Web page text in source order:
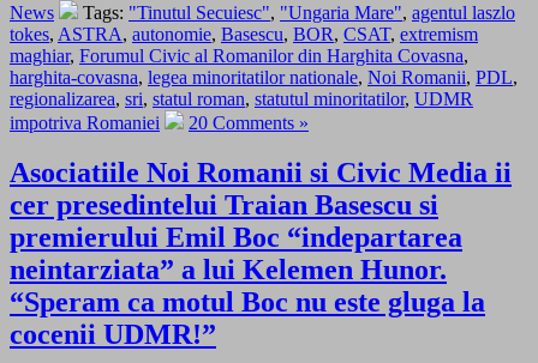
News
Tags: "Tinutul Secuiesc", "Ungaria Mare", agentul laszlo
tokes, ASTRA, autonomie, Basescu, BOR, CSAT, extremism
maghiar, Forumul Civic al Romanilor din Harghita Covasna,
harghita-covasna, legea minoritatilor nationale, Noi Romanii, PDL,
regionalizarea, sri, statul roman, statutul minoritatilor, UDMR
impotriva Romaniei
20 Comments »
Asociatiile Noi Romanii si Civic Media ii
cer presedintelui Traian Basescu si
premierului Emil Boc “indepartarea
neintarziata” a lui Kelemen Hunor.
“Speram ca motul Boc nu este gluga la
cocenii UDMR!”